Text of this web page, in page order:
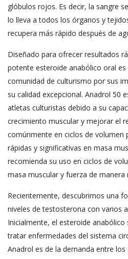
glóbulos rojos. Es decir, la sangre
lo lleva a todos los órganos y
recupera más rápido después de
Diseñado para ofrecer resultados
potente esteroide anabólico oral
comunidad de culturismo por sus
su calidad excepcional. Anadrol 50
atletas culturistas debido a su
crecimiento muscular y mejorar el
comúnmente en ciclos de volumen
rápidas y significativas en masa
recomienda su uso en ciclos de
masa muscular y fuerza de manera
Recientemente, descubrimos una
niveles de testosterona con varios
Inicialmente, el esteroide
tratar enfermedades del sistema
Anadrol es de la demanda entre